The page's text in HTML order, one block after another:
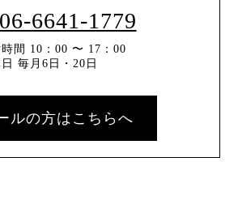
06-6641-1779
間 10：00 〜 17：00
毎月6日・20日
ルの方はこちらへ